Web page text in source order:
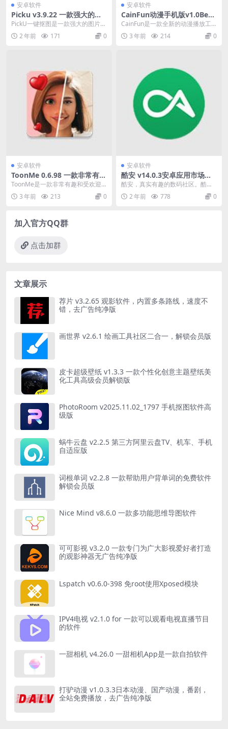
安卓软件
Picku v3.9.22 一款强大的图
片编辑工具
PickU一键抠图是一款强大的图片编
辑工具，提供便捷的抠图功能和丰
富的编辑选项。...
2 年前 171 0
安卓软件
CainFun动漫手机版v1.0Beta
一款全新的动漫播放工具
CainFun是一款全新的动漫播放工
具。 此神器专为广大动漫爱好者打
造。 这里聚...
3 年前 214 0
安卓软件
ToonMe 0.6.98 一款非常有趣
和受欢迎的应用程序专业版
ToonMe是一款非常有趣和受欢迎
的应用程序，它可以将你的照片转
换成卡通风格的图...
3 年前 213 0
安卓软件
酷安 v14.0.3安卓应用市场客
户端，移除各种广告免费版
酷安，真实有趣的数码社区。酷安a
pp，国内安卓应用市场客户端，应
用资源丰富，应用...
2 年前 778 0
加入官方QQ群
点击加群
文章展示
荐片 v3.2.65 观影软件，内置多条路线，速度不
错，去广告纯净版
画世界 v2.6.1 绘画工具社区二合一，解锁会员版
皮卡超级壁纸 v1.3.3 一款个性化创意主题壁纸美
化工具高级会员解锁版
PhotoRoom v2025.11.02_1797 手机抠图软件高
级版
蜗牛云盘 v2.2.5 第三方阿里云盘TV、机车、手机
自适应版
词根单词 v2.2.8 一款帮助用户背单词的免费软件
解锁会员版
Nice Mind v8.6.0 一款多功能思维导图软件
可可影视 v3.2.0 一款专门为广大影视爱好者打造
的观影神器无广告纯净版
Lspatch v0.6.0-398 免root使用Xposed模块
IPV4电视 v2.1.0 for 一款可以观看电视直播节目
的软件
一甜相机 v4.26.0 一甜相机App是一款自拍软件
打驴动漫 v1.0.3.3日本动漫、国产动漫，番剧，
全站免费播放，去广告纯净版